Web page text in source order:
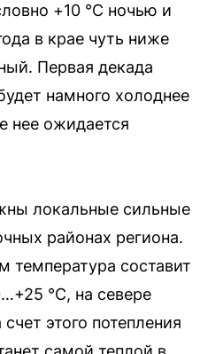
+10 °С ночью и
в крае чуть ниже
Первая декада
намного холоднее
нее ожидается
локальные сильные
районах региона.
температура составит
°С, на севере
этого потепления